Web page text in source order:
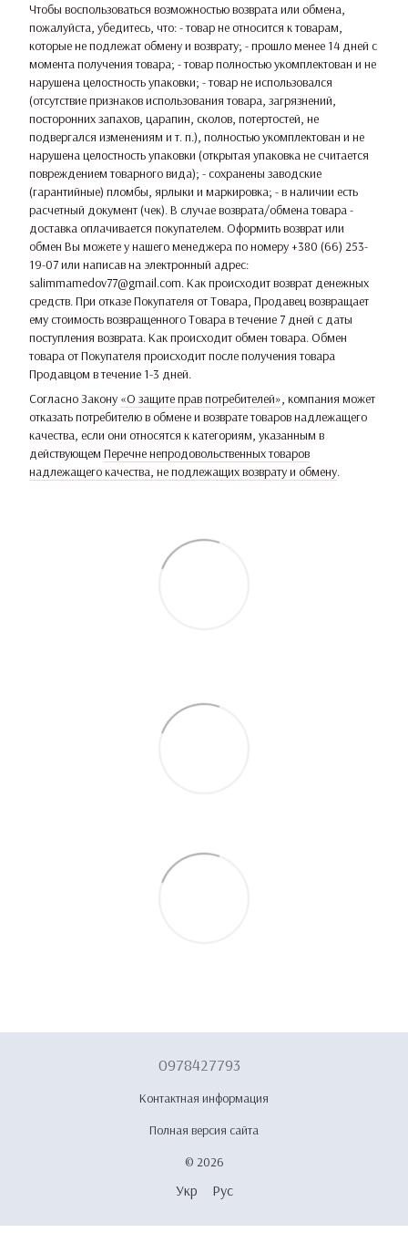
Чтобы воспользоваться возможностью возврата или обмена,
пожалуйста, убедитесь, что: - товар не относится к товарам,
которые не подлежат обмену и возврату; - прошло менее 14 дней с
момента получения товара; - товар полностью укомплектован и не
нарушена целостность упаковки; - товар не использовался
(отсутствие признаков использования товара, загрязнений,
посторонних запахов, царапин, сколов, потертостей, не
подвергался изменениям и т. п.), полностью укомплектован и не
нарушена целостность упаковки (открытая упаковка не считается
повреждением товарного вида); - сохранены заводские
(гарантийные) пломбы, ярлыки и маркировка; - в наличии есть
расчетный документ (чек). В случае возврата/обмена товара -
доставка оплачивается покупателем. Оформить возврат или
обмен Вы можете у нашего менеджера по номеру +380 (66) 253-
19-07 или написав на электронный адрес:
salimmamedov77@gmail.com. Как происходит возврат денежных
средств. При отказе Покупателя от Товара, Продавец возвращает
ему стоимость возвращенного Товара в течение 7 дней с даты
поступления возврата. Как происходит обмен товара. Обмен
товара от Покупателя происходит после получения товара
Продавцом в течение 1-3 дней.
Согласно Закону «О защите прав потребителей», компания может
отказать потребителю в обмене и возврате товаров надлежащего
качества, если они относятся к категориям, указанным в
действующем Перечне непродовольственных товаров
надлежащего качества, не подлежащих возврату и обмену.
0978427793
Контактная информация
Полная версия сайта
© 2026
Укр Рус